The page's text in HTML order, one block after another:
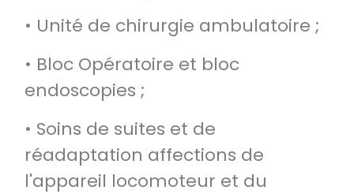
• Unité de chirurgie ambulatoire ;
• Bloc Opératoire et bloc
endoscopies ;
• Soins de suites et de
réadaptation affections de
l'appareil locomoteur et du